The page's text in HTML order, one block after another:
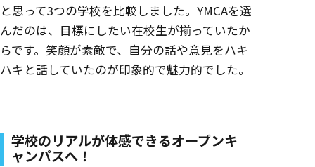
と思って3つの学校を比較しました。YMCAを選
んだのは、目標にしたい在校生が揃っていたか
らです。笑顔が素敵で、自分の話や意見をハキ
ハキと話していたのが印象的で魅力的でした。
学校のリアルが体感できるオープンキ
ャンパスへ！